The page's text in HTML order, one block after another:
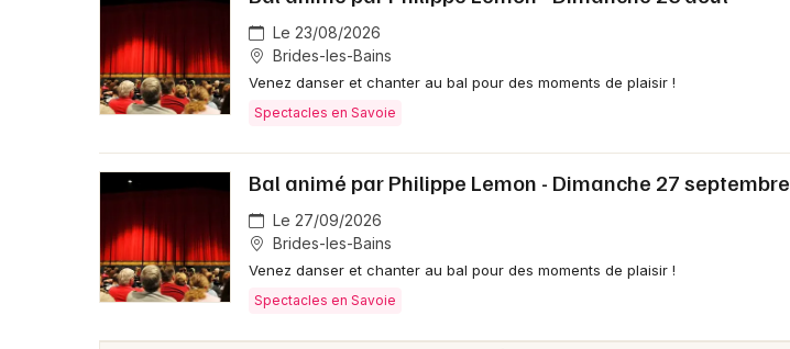
Spectacles en Rhône-Alpes
Newsletter des sorties
Le 23/08/2026
Brides-les-Bains
Venez danser et chanter au bal pour des moments de plaisir !
Spectacles en Savoie
Bal animé par Philippe Lemon - Dimanche 27 septembre
Le 27/09/2026
Brides-les-Bains
Venez danser et chanter au bal pour des moments de plaisir !
Spectacles en Savoie